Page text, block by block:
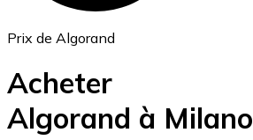
Prix de Algorand
Acheter
Algorand à Milano